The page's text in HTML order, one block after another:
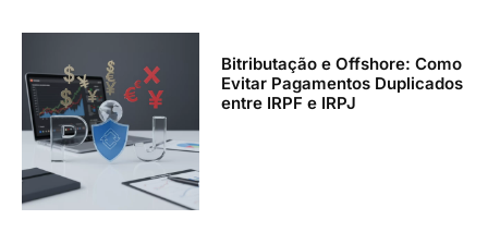
Bitributação e Offshore: Como
Evitar Pagamentos Duplicados
entre IRPF e IRPJ